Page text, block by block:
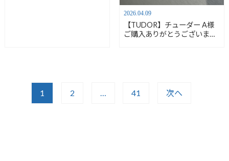
2026.04.09
【TUDOR】チューダー A様
ご購入ありがとうございま
1 2 41 次へ